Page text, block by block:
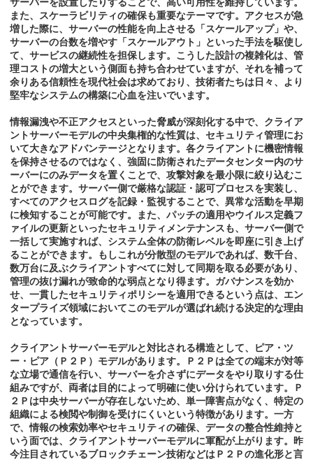
また、スケーラビリティの確保も重要なテーマです。アクセスが急
増した際に、サーバーの性能を向上させる「スケールアップ」や、
サーバーの台数を増やす「スケールアウト」といった手法を駆使し
て、サービスの継続性を担保します。こうした設計の複雑化は、管
理コストの増大という側面も持ち合わせていますが、それを補って
余りある信頼性を現代社会は求めており、技術者たちは日々、より
堅牢なシステムの構築に心血を注いでいます。
情報漏洩や不正アクセスといった脅威が深刻化する中で、クライア
ントサーバーモデルの中央集権的な性質は、セキュリティ管理にお
いて大きなアドバンテージとなります。各クライアントに機密情報
を保持させるのではなく、強固に防衛されたデータセンター内のサ
ーバーにのみデータを置くことで、攻撃対象を最小限に絞り込むこ
とができます。サーバー側で厳格な認証・認可プロセスを実装し、
すべてのアクセスログを記録・監視することで、異常な活動を早期
に検知することが可能です。また、パッチの適用やウイルス定義フ
ァイルの更新といったセキュリティメンテナンスも、サーバー側で
一括して実施すれば、システム全体の防衛レベルを即座に引き上げ
ることができます。もしこれが分散型のモデルであれば、数千台、
数万台に及ぶクライアントすべてに対して同期を取る必要があり、
管理の抜け漏れが致命的な弱点となり得ます。ガバナンスを効か
せ、一貫したセキュリティポリシーを適用できるという点は、エン
タープライズ領域においてこのモデルが選ばれ続ける決定的な理由
となっています。
クライアントサーバーモデルと対比される構造として、ピア・ツ
ー・ピア（Ｐ２Ｐ）モデルがあります。Ｐ２Ｐは全ての端末が対等
な立場で通信を行い、サーバーを介さずにデータをやり取りする仕
組みですが、両者は目的によって明確に使い分けられています。Ｐ
２Ｐは中央サーバーが存在しないため、単一障害点がなく、特定の
組織による検閲や制御を受けにくいという特徴があります。一方
で、情報の検索効率やセキュリティの確保、データの整合性維持と
いう面では、クライアントサーバーモデルに軍配が上がります。昨
今注目されているブロックチェーン技術などはＰ２Ｐの進化形と言